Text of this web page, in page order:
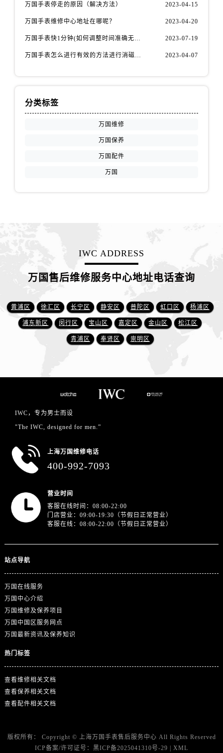
万国手表停走的原因（解决方法） 2023-04-15
万国手表维修中心地址在哪呢？ 2023-04-20
万国手表快1分钟(如何调整时间准确无误) 2023-07-19
万国手表怎么进行有效的方法进行消磁呢(机械手表消磁) 2023-04-07
分类标签
万国维修
万国保养
万国配件
万国
IWC ADDRESS
万国售后维修服务中心地址电话查询
黄浦区 徐汇区 长宁区 静安区 普陀区 虹口区 杨浦区
浦东新区 闵行区 宝山区 嘉定区 金山区 松江区
青浦区 奉贤区 崇明区
IWC，专为男士而设
"The IWC, designed for men.”
上海万国维修电话
400-992-7093
营业时间
客服在线时间：08:00-22:00
门店营业：09:00-19:30（节假日正常营业）
客服在线：08:00-22:00（节假日正常营业）
站点导航
万国在线服务
万国中心介绍
万国维修及保养项目
万国中国区服务网点
万国最新资讯及保养知识
热门标签
查看维修相关文档
查看保养相关文档
查看配件相关文档
版权所有： Copyright © 上海万国手表售后服务中心 All Rights Reserved
ICP备案/许可证号： 黑ICP备2025041310号-29 XML